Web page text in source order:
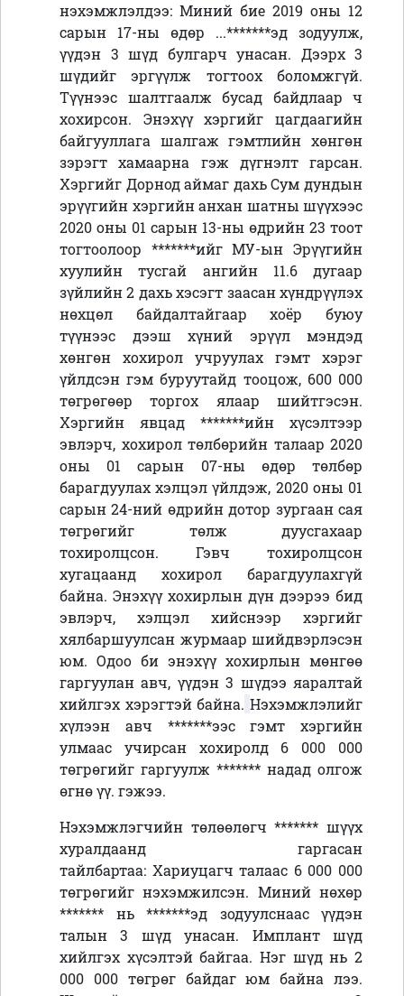
нэхэмжлэлдээ: Миний бие 2019 оны 12
сарын 17-ны өдөр ...*******эд зодуулж,
үүдэн 3 шүд булгарч унасан. Дээрх 3
шүдийг эргүүлж тогтоох боломжгүй.
Түүнээс шалтгаалж бусад байдлаар ч
хохирсон. Энэхүү хэргийг цагдаагийн
байгууллага шалгаж гэмтлийн хөнгөн
зэрэгт хамаарна гэж дүгнэлт гарсан.
Хэргийг Дорнод аймаг дахь Сум дундын
эрүүгийн хэргийн анхан шатны шүүхээс
2020 оны 01 сарын 13-ны өдрийн 23 тоот
тогтоолоор *******ийг МУ-ын Эрүүгийн
хуулийн тусгай ангийн 11.6 дугаар
зүйлийн 2 дахь хэсэгт заасан хүндрүүлэх
нөхцөл байдалтайгаар хоёр буюу
түүнээс дээш хүний эрүүл мэндэд
хөнгөн хохирол учруулах гэмт хэрэг
үйлдсэн гэм буруутайд тооцож, 600 000
төгрөгөөр торгох ялаар шийтгэсэн.
Хэргийн явцад *******ийн хүсэлтээр
эвлэрч, хохирол төлбөрийн талаар 2020
оны 01 сарын 07-ны өдөр төлбөр
барагдуулах хэлцэл үйлдэж, 2020 оны 01
сарын 24-ний өдрийн дотор зургаан сая
төгрөгийг төлж дуусгахаар
тохиролцсон. Гэвч тохиролцсон
хугацаанд хохирол барагдуулахгүй
байна. Энэхүү хохирлын дүн дээрээ бид
эвлэрч, хэлцэл хийснээр хэргийг
хялбаршуулсан журмаар шийдвэрлэсэн
юм. Одоо би энэхүү хохирлын мөнгөө
гаргуулан авч, үүдэн 3 шүдээ яаралтай
хийлгэх хэрэгтэй байна. Нэхэмжлэлийг
хүлээн авч *******ээс гэмт хэргийн
улмаас учирсан хохиролд 6 000 000
төгрөгийг гаргуулж ******* надад олгож
өгнө үү. гэжээ.
Нэхэмжлэгчийн төлөөлөгч ******* шүүх
хуралдаанд гаргасан
тайлбартаа: Хариуцагч талаас 6 000 000
төгрөгийг нэхэмжилсэн. Миний нөхөр
******* нь *******эд зодуулснаас үүдэн
талын 3 шүд унасан. Имплант шүд
хийлгэх хүсэлтэй байгаа. Нэг шүд нь 2
000 000 төгрөг байдаг юм байна лээ.